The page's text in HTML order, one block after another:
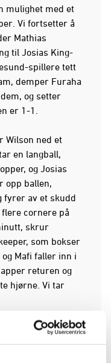
mulighet med et
Vi fortsetter å
Mathias
til Josias King-
spillere tett
demper Furaha
og setter
er 1-1.
Wilson ned et
en langball,
og Josias
opp ballen,
fyrer av et skudd
cornere på
skrur
som bokser
Mafi faller inn i
returen og
hjørne. Vi tar
på
og de får en